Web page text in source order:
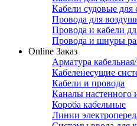
Кабели судовые для
Провода для
Провода и кабели
Провода и шнуры
Online Заказ
Арматура
Кабеленесущие
Кабели и провода
Каналы настенного
Короба кабельные
Линии